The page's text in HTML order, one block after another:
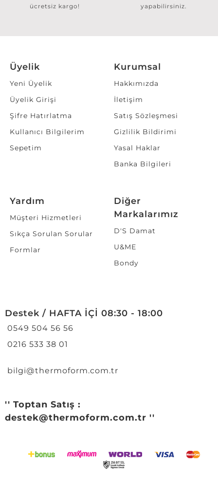
ücretsiz kargo!
yapabilirsiniz.
Üyelik
Yeni Üyelik
Üyelik Girişi
Şifre Hatırlatma
Kullanıcı Bilgilerim
Sepetim
Kurumsal
Hakkımızda
İletişim
Satış Sözleşmesi
Gizlilik Bildirimi
Yasal Haklar
Banka Bilgileri
Yardım
Müşteri Hizmetleri
Sıkça Sorulan Sorular
Formlar
Diğer
Markalarımız
D'S Damat
U&ME
Bondy
Destek / HAFTA İÇİ 08:30 - 18:00
0549 504 56 56
0216 533 38 01
bilgi@thermoform.com.tr
'' Toptan Satış :
destek@thermoform.com.tr ''